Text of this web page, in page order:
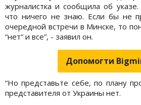
журналистка и сообщила об
что ничего не знаю. Если бы не
очередной встречи в Минске, то
“нет“ и все”, - заявил он.
Допомогти
“Но представьте себе, по плану
представителя от Украины нет.